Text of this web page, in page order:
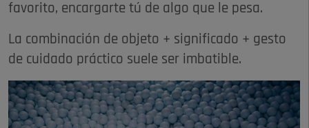
favorito, encargarte tú de algo que le pesa.
La combinación de objeto + significado + gesto
de cuidado práctico suele ser imbatible.